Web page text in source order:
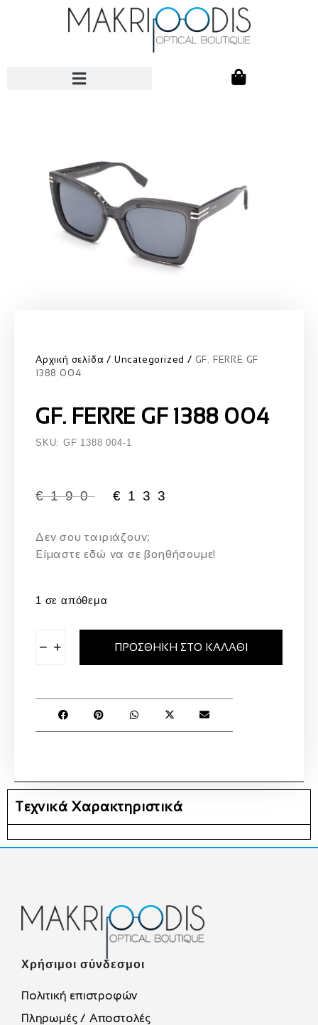
Αρχική σελίδα Uncategorized
GF. FERRE GF
1388 004
GF. FERRE GF 1388 004
SKU: GF 1388 004-1
€190 € 133
Δεν σου ταιριάζουν;
Eίμαστε εδώ να σε βοηθήσουμε!
1 σε απόθεμα
− + ΠΡΟΣΘΉΚΗ ΣΤΟ ΚΑΛΆΘΙ
Τεχνικά Χαρακτηριστικά
Χρήσιμοι σύνδεσμοι
Πολιτική επιστροφών
Πληρωμές / Αποστολές